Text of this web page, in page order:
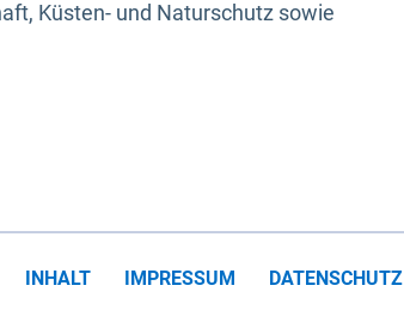
Küsten- und Naturschutz sowie
INHALT IMPRESSUM DATENSCHUTZ